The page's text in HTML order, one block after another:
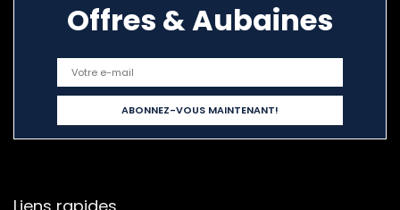
Offres & Aubaines